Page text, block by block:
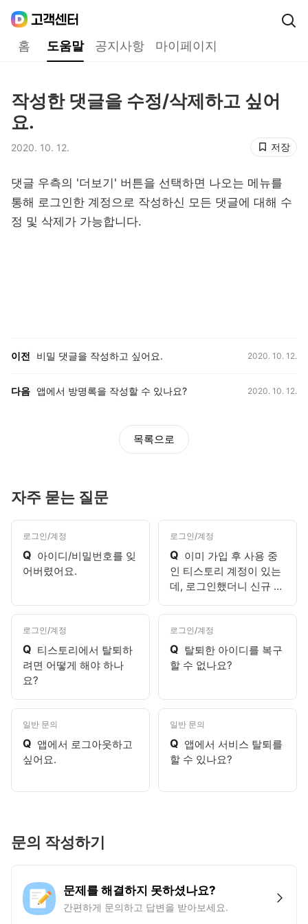
홈 도움말 공지사항 마이페이지
작성한 댓글을 수정/삭제하고 싶어
요.
저장
2020. 10. 12.
댓글 우측의 '더보기' 버튼을 선택하면 나오는 메뉴를
통해 로그인한 계정으로 작성하신 모든 댓글에 대해 수
정 및 삭제가 가능합니다.
이전 비밀 댓글을 작성하고 싶어요. 2020. 10. 12.
다음 앱에서 방명록을 작성할 수 있나요? 2020. 10. 12.
목록으로
자주 묻는 질문
로그인/계정
Q 아이디/비밀번호를 잊
어버렸어요.
로그인/계정
Q 이미 가입 후 사용 중
인 티스토리 계정이 있는
데, 로그인했더니 신규 가
로그인/계정
Q 티스토리에서 탈퇴하
려면 어떻게 해야 하나
요?
로그인/계정
Q 탈퇴한 아이디를 복구
할 수 없나요?
일반 문의
Q 앱에서 로그아웃하고
싶어요.
일반 문의
Q 앱에서 서비스 탈퇴를
할 수 있나요?
문의 작성하기
문제를 해결하지 못하셨나요?
간편하게 문의하고 답변을 받아보세요.